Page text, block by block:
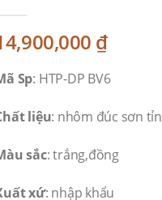
₫
Sp: HTP-DP BV6
liệu: nhôm đúc sơn
sắc: trắng,đồng
xứ: nhập khẩu